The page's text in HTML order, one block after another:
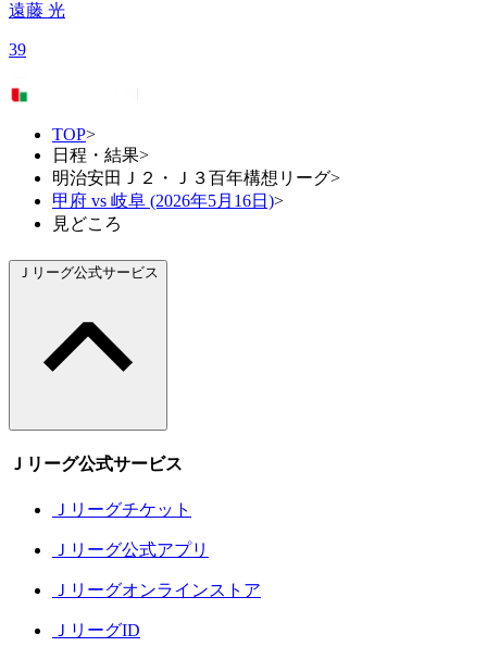
遠藤 光
39
TOP>
日程・結果>
明治安田Ｊ２・Ｊ３百年構想リーグ>
甲府 vs 岐阜 (2026年5月16日)>
見どころ
Ｊリーグ公式サービス
Ｊリーグ公式サービス
Ｊリーグチケット
Ｊリーグ公式アプリ
Ｊリーグオンラインストア
ＪリーグID